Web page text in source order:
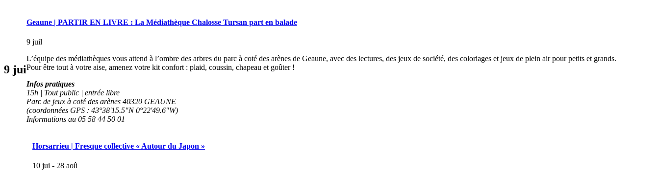
9 jui
Geaune | PARTIR EN LIVRE : La Médiathèque Chalosse Tursan part en balade
9 juil
L’équipe des médiathèques vous attend à l’ombre des arbres du parc à coté des arènes de Geaune, avec des lectures, des jeux de société, des coloriages et jeux de plein air pour petits et grands.
Pour être tout à votre aise, amenez votre kit confort : plaid, coussin, chapeau et goûter !
Infos pratiques
15h | Tout public | entrée libre
Parc de jeux à coté des arènes 40320 GEAUNE
(coordonnées GPS : 43°38'15.5"N 0°22'49.6"W)
Informations au 05 58 44 50 01
Horsarrieu | Fresque collective « Autour du Japon »
10 jui - 28 aoû